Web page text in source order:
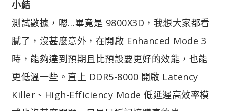
小結
測試數據，嗯…畢竟是 9800X3D，我想大家都看
膩了，沒甚麼意外，在開啟 Enhanced Mode 3
時，能夠達到預期且比預設要更好的效能，也能
更低溫一些。直上 DDR5-8000 開啟 Latency
Killer、High-Efficiency Mode 低延遲高效率模